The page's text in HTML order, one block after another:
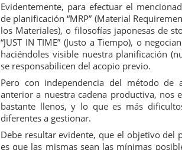
Evidentemente, para efectuar el
de planificación “MRP” (Material
los Materiales), o filosofías japonesas de
“JUST IN TIME” (Justo a Tiempo), o
haciéndoles visible nuestra planificación
se responsabilicen del acopio previo.
Pero con independencia del método de
anterior a nuestra cadena productiva, nos
bastante llenos, y lo que es más
diferentes a gestionar.
Debe resultar evidente, que el objetivo del
es que las mismas sean las mínimas